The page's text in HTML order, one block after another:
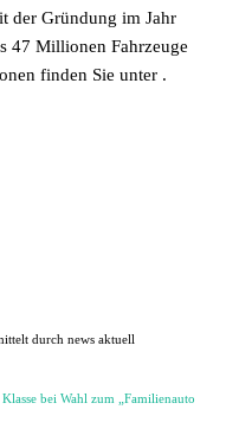
der Gründung im Jahr
47 Millionen Fahrzeuge
finden Sie unter .
durch news aktuell
bei Wahl zum „Familienauto